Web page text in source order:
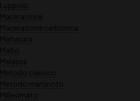
Luppolo
Macerazione
Macerazione carbonica
Maltatura
Malto
Melassa
Metodo classico
Metodo martinotti
Millesimato